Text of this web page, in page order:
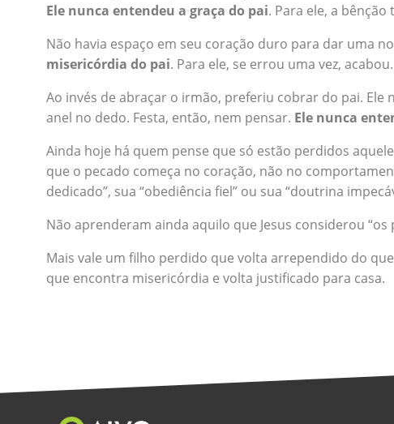
Ele nunca entendeu a graça do pai. Para ele, a
Não havia espaço em seu coração duro para dar uma
misericórdia do pai. Para ele, se errou uma vez,
Ao invés de abraçar o irmão, preferiu cobrar do pai.
anel no dedo. Festa, então, nem pensar. Ele nunca
Ainda hoje há quem pense que só estão perdidos
que o pecado começa no coração, não no
dedicado”, sua “obediência fiel” ou sua “doutrina
Não aprenderam ainda aquilo que Jesus considerou
Mais vale um filho perdido que volta arrependido do
que encontra misericórdia e volta justificado para casa.